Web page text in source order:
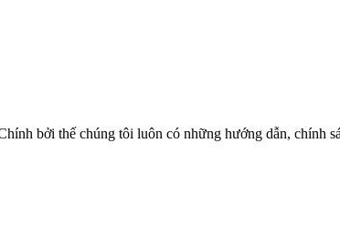
bởi thế chúng tôi luôn có những hướng dẫn, chính